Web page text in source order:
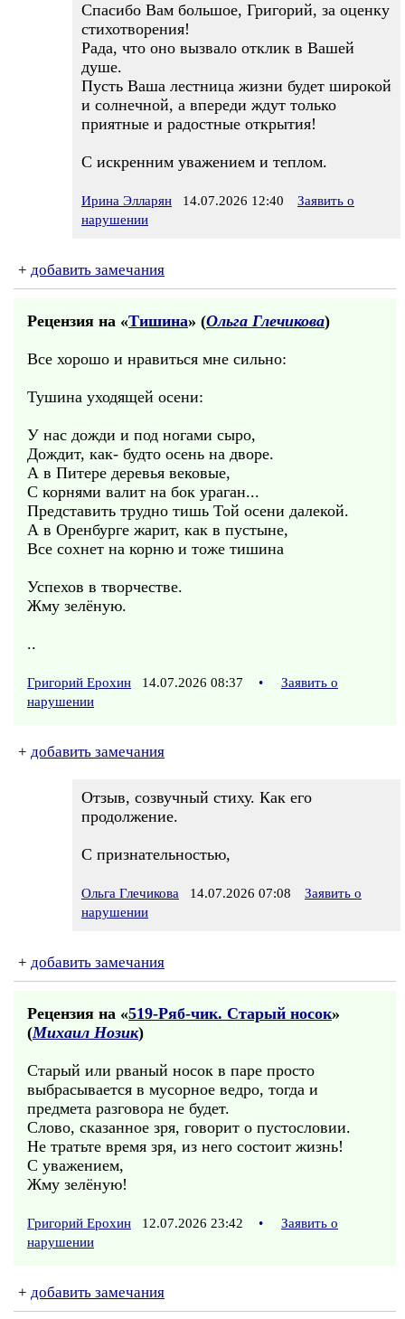
Спасибо Вам большое, Григорий, за оценку
стихотворения!
Рада, что оно вызвало отклик в Вашей
душе.
Пусть Ваша лестница жизни будет широкой
и солнечной, а впереди ждут только
приятные и радостные открытия!
С искренним уважением и теплом.
Ирина Элларян 14.07.2026 12:40
Заявить о
нарушении
+ добавить замечания
Рецензия на «Тишина» (Ольга Глечикова)
Все хорошо и нравиться мне сильно:
Тушина уходящей осени:
У нас дожди и под ногами сыро,
Дождит, как- будто осень на дворе.
А в Питере деревья вековые,
С корнями валит на бок ураган...
Представить трудно тишь Той осени далекой.
А в Оренбурге жарит, как в пустыне,
Все сохнет на корню и тоже тишина
Успехов в творчестве.
Жму зелёную.
..
Григорий Ерохин 14.07.2026 08:37 •
Заявить о
нарушении
+ добавить замечания
Отзыв, созвучный стиху. Как его
продолжение.
С признательностью,
Ольга Глечикова 14.07.2026 07:08
Заявить о
нарушении
+ добавить замечания
Рецензия на «519-Ряб-чик. Старый носок»
(Михаил Нозик)
Старый или рваный носок в паре просто
выбрасывается в мусорное ведро, тогда и
предмета разговора не будет.
Слово, сказанное зря, говорит о пустословии.
Не тратьте время зря, из него состоит жизнь!
С уважением,
Жму зелёную!
Григорий Ерохин 12.07.2026 23:42 •
Заявить о
нарушении
+ добавить замечания